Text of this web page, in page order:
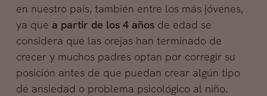
en nuestro país, también entre los más jóvenes,
ya que a partir de los 4 añosde edad se
considera que las orejas han terminado de
crecer y muchos padres optan por corregir su
posición antes de que puedan crear algún tipo
de ansiedad o problema psicológico al niño.